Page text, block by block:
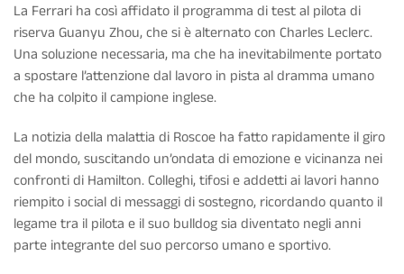
La Ferrari ha così affidato il programma di test al pilota di
riserva Guanyu Zhou, che si è alternato con Charles Leclerc.
Una soluzione necessaria, ma che ha inevitabilmente portato
a spostare l’attenzione dal lavoro in pista al dramma umano
che ha colpito il campione inglese.
La notizia della malattia di Roscoe ha fatto rapidamente il giro
del mondo, suscitando un’ondata di emozione e vicinanza nei
confronti di Hamilton. Colleghi, tifosi e addetti ai lavori hanno
riempito i social di messaggi di sostegno, ricordando quanto il
legame tra il pilota e il suo bulldog sia diventato negli anni
parte integrante del suo percorso umano e sportivo.